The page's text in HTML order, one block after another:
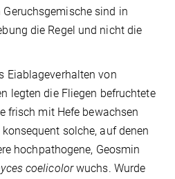
sind in
die Regel und nicht die
Eiablageverhalten von
legten die Fliegen befruchtete
frisch mit Hefe bewachsen
solche, auf denen
hochpathogene, Geosmin
coelicolorwuchs. Wurde